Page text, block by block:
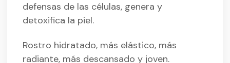
defensas de las células, genera y
detoxifica la piel.
Rostro hidratado, más elástico, más
radiante, más descansado y joven.